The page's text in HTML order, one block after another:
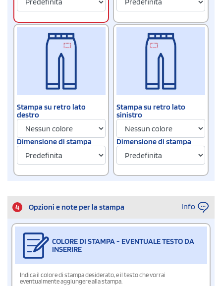
Stampa su retro lato
destro
Dimensione di stampa
Stampa su retro lato
sinistro
Dimensione di stampa
4 Opzioni e note per la stampa Info
COLORE DI STAMPA - EVENTUALE TESTO DA
INSERIRE
Indica il colore di stampa desiderato, e il testo che vorrai
eventualmente aggiungere alla stampa.